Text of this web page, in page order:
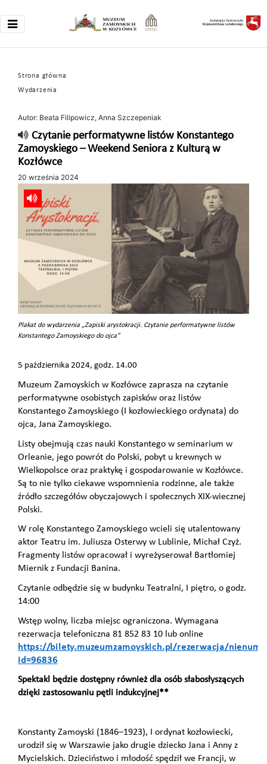
Strona główna
Wydarzenia
Autor: Beata Filipowicz, Anna Szczepeniak
Czytanie performatywne listów Konstantego
Zamoyskiego – Weekend Seniora z Kulturą w
Kozłówce
20 września 2024
Plakat do wydarzenia „Zapiski arystokracji. Czytanie performatywne listów
Konstantego Zamoyskiego do ojca”
5 października 2024, godz. 14.00
Muzeum Zamoyskich w Kozłówce zaprasza na czytanie
performatywne osobistych zapisków oraz listów
Konstantego Zamoyskiego (I kozłowieckiego ordynata) do
ojca, Jana Zamoyskiego.
Listy obejmują czas nauki Konstantego w seminarium w
Orleanie, jego powrót do Polski, pobyt u krewnych w
Wielkopolsce oraz praktykę i gospodarowanie w Kozłówce.
Są to nie tylko ciekawe wspomnienia rodzinne, ale także
źródło szczegółów obyczajowych i społecznych XIX-wiecznej
Polski.
W rolę Konstantego Zamoyskiego wcieli się utalentowany
aktor Teatru im. Juliusza Osterwy w Lublinie, Michał Czyż.
Fragmenty listów opracował i wyreżyserował Bartłomiej
Miernik z Fundacji Banina.
Czytanie odbędzie się w budynku Teatralni, I piętro, o godz.
14:00
Wstęp wolny, liczba miejsc ograniczona. Wymagana
rezerwacja telefoniczna 81 852 83 10 lub online
https://bilety.muzeumzamoyskich.pl/rezerwacja/
id=96836
Spektakl będzie dostępny również dla osób słabosłyszących
dzięki zastosowaniu pętli indukcyjnej**
Konstanty Zamoyski (1846–1923), I ordynat kozłowiecki,
urodził się w Warszawie jako drugie dziecko Jana i Anny z
Mycielskich. Dzieciństwo i młodość spędził we Francji, w